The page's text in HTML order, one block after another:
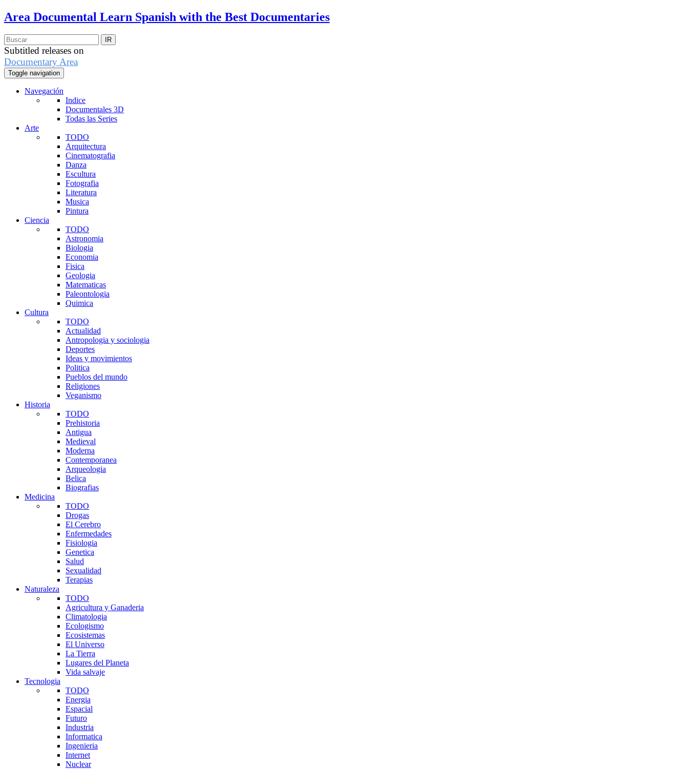
Area Documental Learn Spanish with the Best Documentaries
Subtitled releases on
Documentary Area
Toggle navigation
Navegación
Indice
Documentales 3D
Todas las Series
Arte
TODO
Arquitectura
Cinematografia
Danza
Escultura
Fotografia
Literatura
Musica
Pintura
Ciencia
TODO
Astronomia
Biologia
Economia
Fisica
Geologia
Matematicas
Paleontologia
Quimica
Cultura
TODO
Actualidad
Antropologia y sociologia
Deportes
Ideas y movimientos
Politica
Pueblos del mundo
Religiones
Veganismo
Historia
TODO
Prehistoria
Antigua
Medieval
Moderna
Contemporanea
Arqueologia
Belica
Biografias
Medicina
TODO
Drogas
El Cerebro
Enfermedades
Fisiologia
Genetica
Salud
Sexualidad
Terapias
Naturaleza
TODO
Agricultura y Ganaderia
Climatologia
Ecologismo
Ecosistemas
El Universo
La Tierra
Lugares del Planeta
Vida salvaje
Tecnologia
TODO
Energia
Espacial
Futuro
Industria
Informatica
Ingenieria
Internet
Nuclear